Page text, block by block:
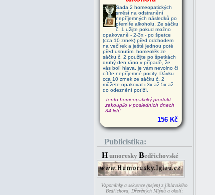
Sada 2 homeopatických
směsí na odstranění
nepříjemných následků po
přemíře alkoholu. Ze sáčku
č. 1 užijte pokud možno
opakovaně - 2-3x - po špetce
(cca 10 zrnek) před odchodem
na večírek a ještě jednou poté
před usnutím. homeolék ze
sáčku č. 2 použijte po špetkách
druhý den ráno v případě, že
vás bolí hlava, je vám nevolno či
cítíte nepříjemné pocity. Dávku
cca 10 zrnek ze sáčku č. 2
můžete opakovat i 3x až 5x až
do odeznění potíží.
Tento homeopatický produkt
zakoupilo v posledních dnech
34 lidí!
156 Kč
Publicistika:
H umoresky Bedřichovské
Vzpomínky a sekvence (nejen) z jihlavského
Bedřichova, Dřevěných Mlýnů a okolí: